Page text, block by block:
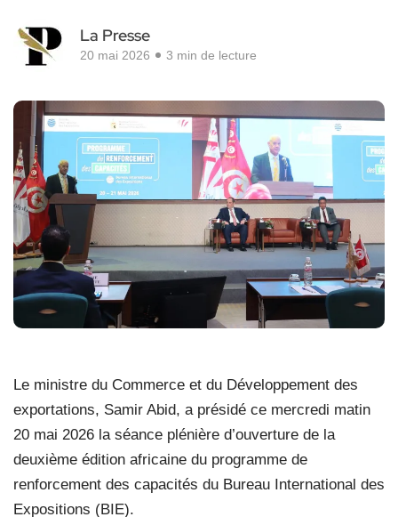
La Presse
20 mai 2026 3 min de lecture
Le ministre du Commerce et du Développement des
exportations, Samir Abid, a présidé ce mercredi matin
20 mai 2026 la séance plénière d’ouverture de la
deuxième édition africaine du programme de
renforcement des capacités du Bureau International des
Expositions (BIE).